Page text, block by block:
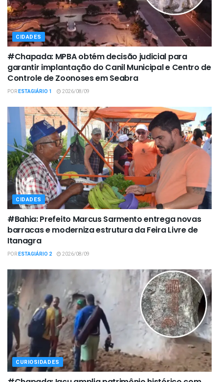
CIDADES
#Chapada: MPBA obtém decisão judicial para
garantir implantação do Canil Municipal e Centro de
Controle de Zoonoses em Seabra
PORESTAGIÁRIO 1 2026/08/09
CIDADES
#Bahia: Prefeito Marcus Sarmento entrega novas
barracas e moderniza estrutura da Feira Livre de
Itanagra
PORESTAGIÁRIO 2 2026/08/09
CURIOSIDADES